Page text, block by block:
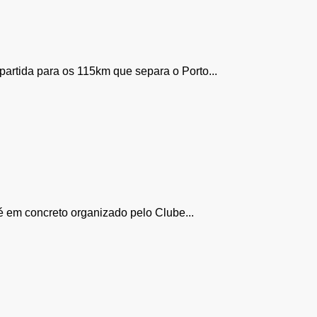
para os 115km que separa o Porto...
em concreto organizado pelo Clube...